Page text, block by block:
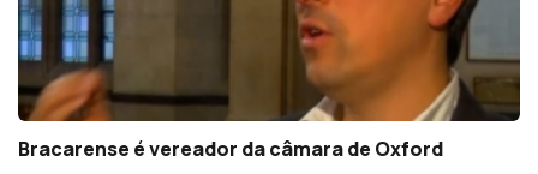
Bracarense é vereador da câmara de Oxford